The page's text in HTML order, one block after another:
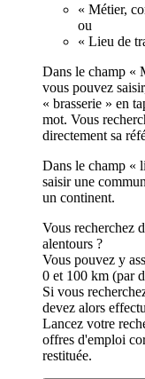
« Métier,
ou
« Lieu de
Dans le champ «
vous pouvez
« brasserie » en
mot. Vous
directement sa
Dans le champ «
saisir une
un continent.
Vous recherchez
alentours ?
Vous pouvez y
0 et 100 km (par
Si vous
devez alors
Lancez votre
offres d'emploi
restituée.